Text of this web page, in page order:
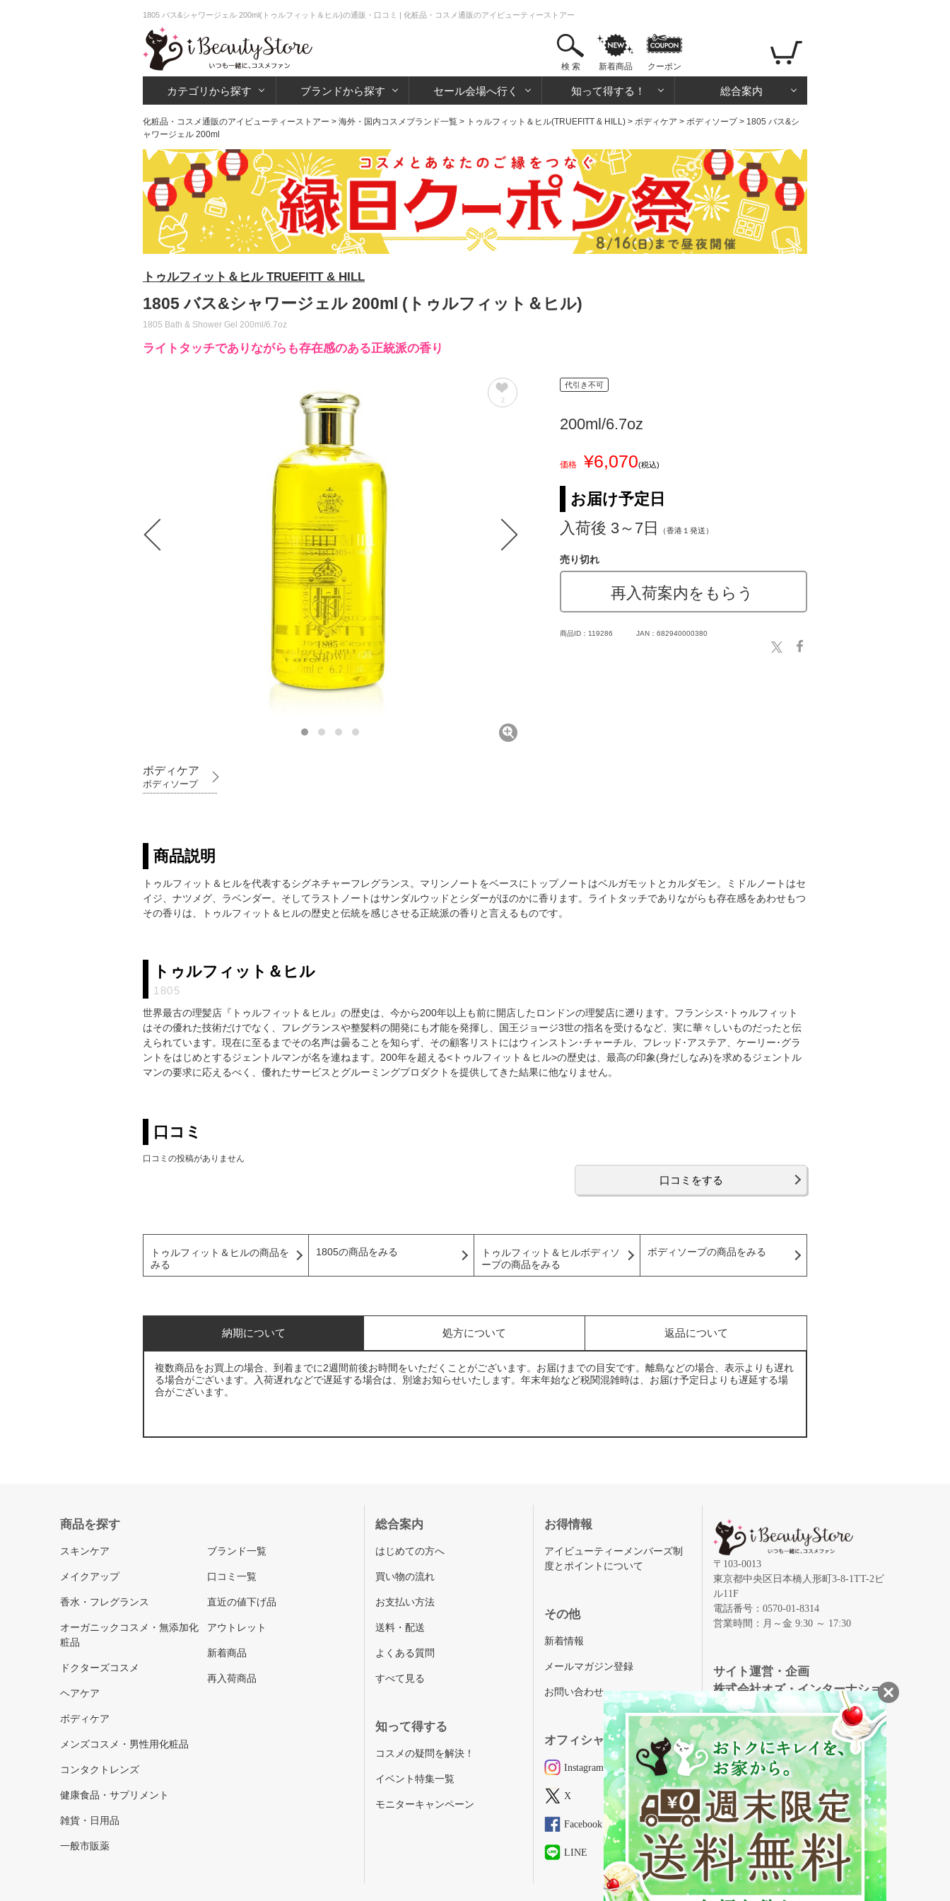
1805 バス&シャワージェル 200ml(トゥルフィット＆ヒル)の通販・口コミ | 化粧品・コスメ通販のアイビューティーストアー
検 索 新着商品 クーポン
カテゴリから探す ブランドから探す セール会場へ行く 知って得する！ 総合案内
化粧品・コスメ通販のアイビューティーストアー > 海外・国内コスメブランド一覧 > トゥルフィット＆ヒル(TRUEFITT & HILL) > ボディケア > ボディソープ> 1805 バス&シ
ャワージェル 200ml
トゥルフィット＆ヒル TRUEFITT & HILL
1805 バス&シャワージェル 200ml (トゥルフィット＆ヒル)
1805 Bath & Shower Gel 200ml/6.7oz
ライトタッチでありながらも存在感のある正統派の香り
2
ボディケア
ボディソープ
代引き不可
200ml/6.7oz
価格 ¥6,070(税込)
お届け予定日
入荷後 3～7日
（香港１発送）
売り切れ
再入荷案内をもらう
商品ID：119286 JAN：682940000380
商品説明
トゥルフィット＆ヒルを代表するシグネチャーフレグランス。マリンノートをベースにトップノートはベルガモットとカルダモン。ミドルノートはセ
イジ、ナツメグ、ラベンダー。そしてラストノートはサンダルウッドとシダーがほのかに香ります。ライトタッチでありながらも存在感をあわせもつ
その香りは、トゥルフィット＆ヒルの歴史と伝統を感じさせる正統派の香りと言えるものです。
トゥルフィット＆ヒル
1805
世界最古の理髪店『トゥルフィット＆ヒル』の歴史は、今から200年以上も前に開店したロンドンの理髪店に遡ります。フランシス･トゥルフィット
はその優れた技術だけでなく、フレグランスや整髪料の開発にも才能を発揮し、国王ジョージ3世の指名を受けるなど、実に華々しいものだったと伝
えられています。現在に至るまでその名声は曇ることを知らず、その顧客リストにはウィンストン･チャーチル、フレッド･アステア、ケーリー･グラ
ントをはじめとするジェントルマンが名を連ねます。200年を超える<トゥルフィット＆ヒル>の歴史は、最高の印象(身だしなみ)を求めるジェントル
マンの要求に応えるべく、優れたサービスとグルーミングプロダクトを提供してきた結果に他なりません。
口コミ
口コミの投稿がありません
口コミをする
トゥルフィット＆ヒルの商品を
みる
1805の商品をみる
トゥルフィット＆ヒルボディソ
ープの商品をみる
ボディソープの商品をみる
納期について 処方について 返品について
複数商品をお買上の場合、到着までに2週間前後お時間をいただくことがございます。お届けまでの目安です。離島などの場合、表示よりも遅れ
る場合がございます。入荷遅れなどで遅延する場合は、別途お知らせいたします。年末年始など税関混雑時は、お届け予定日よりも遅延する場
合がございます。
商品を探す
スキンケア
メイクアップ
香水・フレグランス
オーガニックコスメ・無添加化
粧品
ドクターズコスメ
ヘアケア
ボディケア
メンズコスメ・男性用化粧品
コンタクトレンズ
健康食品・サプリメント
雑貨・日用品
一般市販薬
ブランド一覧
口コミ一覧
直近の値下げ品
アウトレット
新着商品
再入荷商品
総合案内
はじめての方へ
買い物の流れ
お支払い方法
送料・配送
よくある質問
すべて見る
知って得する
コスメの疑問を解決！
イベント特集一覧
モニターキャンペーン
お得情報
アイビューティーメンバーズ制
度とポイントについて
その他
新着情報
メールマガジン登録
お問い合わせ
オフィシャルSNS
Instagram
X
Facebook
LINE
〒103-0013
東京都中央区日本橋人形町3-8-1TT-2ビ
ル11F
電話番号：0570-01-8314
営業時間：月～金 9:30 ～ 17:30
サイト運営・企画
株式会社オズ・インターナショ
ナル
創業150年、英国伝統の最高級猪毛ハン
ドメイドヘアブラシ
メイソンピアソン